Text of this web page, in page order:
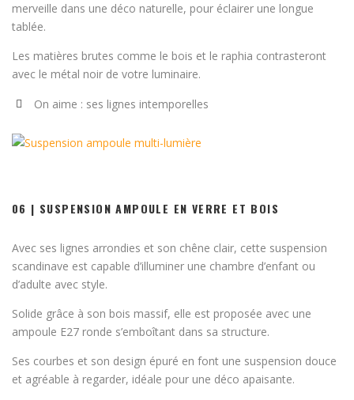
merveille dans une déco naturelle, pour éclairer une longue
tablée.
Les matières brutes comme le bois et le raphia contrasteront
avec le métal noir de votre luminaire.
On aime : ses lignes intemporelles
06 | SUSPENSION AMPOULE EN VERRE ET BOIS
Avec ses lignes arrondies et son chêne clair, cette suspension
scandinave est capable d’illuminer une chambre d’enfant ou
d’adulte avec style.
Solide grâce à son bois massif, elle est proposée avec une
ampoule E27 ronde s’emboîtant dans sa structure.
Ses courbes et son design épuré en font une suspension douce
et agréable à regarder, idéale pour une déco apaisante.